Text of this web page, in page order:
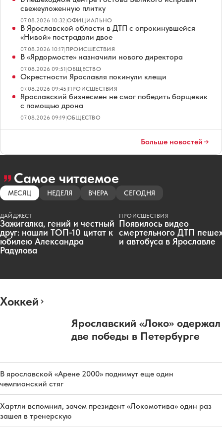
свежеуложенную плитку
07.08.2026 10:32|ОФИЦИАЛЬНО
В Ярославской области в ДТП с опрокинувшейся
«Нивой» пострадали двое
07.08.2026 10:17|ПРОИСШЕСТВИЯ
В «Ярдормосте» назначили нового директора
07.08.2026 09:51|ОБЩЕСТВО
Окрестности Ярославля покинули клещи
07.08.2026 09:45|ПРОИСШЕСТВИЯ
Ярославский бизнесмен не смог победить борщевик
с помощью дрона
07.08.2026 09:19|ОБЩЕСТВО
Больше новостей
Самое читаемое
МЕСЯЦ НЕДЕЛЯ ВЧЕРА СЕГОДНЯ
ДАЙДЖЕСТ
Зажигалка, гений и честный
друг: нашли ТОП-10 цитат к
юбилею Александра
Радулова
ПРОИСШЕСТВИЯ
Появилось видео
смертельного ДТП
и автобуса в Ярославле
Хоккей
Ярославский «Локо» одержал
две победы в Петербурге
В ярославской «Арене 2000» поднимут еще один
чемпионский стяг
Хартли вспомнил, зачем президент «Локомотива» один раз
зашел в тренерскую